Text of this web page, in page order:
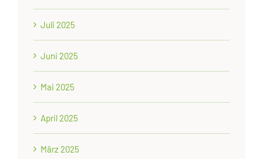
Juli 2025
Juni 2025
Mai 2025
April 2025
März 2025